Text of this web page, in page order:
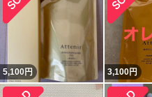
5,100円 3,100円